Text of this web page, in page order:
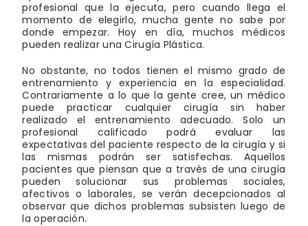
profesional que la ejecuta, pero cuando llega el
momento de elegirlo, mucha gente no sabe por
donde empezar. Hoy en día, muchos médicos
pueden realizar una Cirugía Plástica.
No obstante, no todos tienen el mismo grado de
entrenamiento y experiencia en la especialidad.
Contrariamente a lo que la gente cree, un médico
puede practicar cualquier cirugía sin haber
realizado el entrenamiento adecuado. Solo un
profesional calificado podrá evaluar las
expectativas del paciente respecto de la cirugía y si
las mismas podrán ser satisfechas. Aquellos
pacientes que piensan que a través de una cirugía
pueden solucionar sus problemas sociales,
afectivos o laborales, se verán decepcionados al
observar que dichos problemas subsisten luego de
la operación.